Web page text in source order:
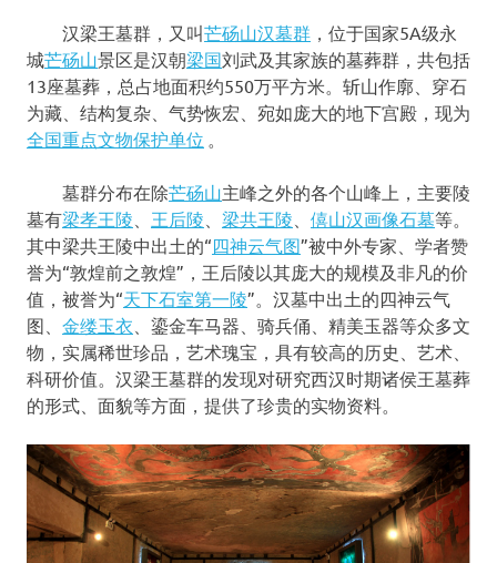
汉梁王墓群，又叫芒砀山汉墓群 ，位于国家5A级永
城芒砀山景区是汉朝梁国刘武及其家族的墓葬群，共包括
13座墓葬，总占地面积约550万平方米。斩山作廓、穿石
为藏、结构复杂、气势恢宏、宛如庞大的地下宫殿，现为
全国重点文物保护单位
墓群分布在除芒砀山主峰之外的各个山峰上，主要陵
墓有梁孝王陵 王后陵 梁共王陵 僖山汉画像石墓等。
其中梁共王陵中出土的“四神云气图”被中外专家、学者赞
誉为“敦煌前之敦煌”，王后陵以其庞大的规模及非凡的价
值，被誉为“天下石室第一陵”。汉墓中出土的四神云气
图、 金缕玉衣 、鎏金车马器、骑兵俑、精美玉器等众多文
物，实属稀世珍品，艺术瑰宝，具有较高的历史、艺术、
科研价值。汉梁王墓群的发现对研究西汉时期诸侯王墓葬
的形式、面貌等方面，提供了珍贵的实物资料。